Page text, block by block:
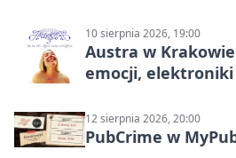
10 sierpnia 2026, 19:00
Austra w
emocji,
12 sierpnia 2026, 20:00
PubCrime w